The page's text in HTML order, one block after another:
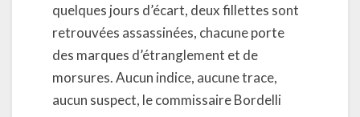
quelques jours d’écart, deux fillettes sont
retrouvées assassinées, chacune porte
des marques d’étranglement et de
morsures. Aucun indice, aucune trace,
aucun suspect, le commissaire Bordelli